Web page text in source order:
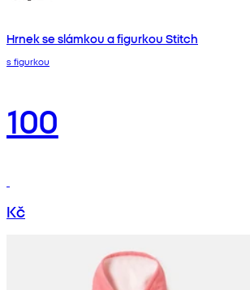
Hrnek se slámkou a figurkou Stitch
s figurkou
100
Kč